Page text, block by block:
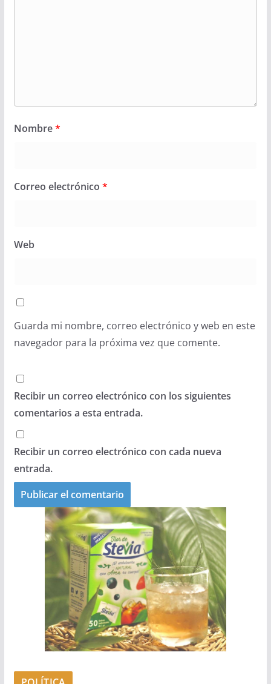
Nombre*
Correo electrónico *
Web
Guarda mi nombre, correo electrónico y web en este
navegador para la próxima vez que comente.
Recibir un correo electrónico con los siguientes
comentarios a esta entrada.
Recibir un correo electrónico con cada nueva
entrada.